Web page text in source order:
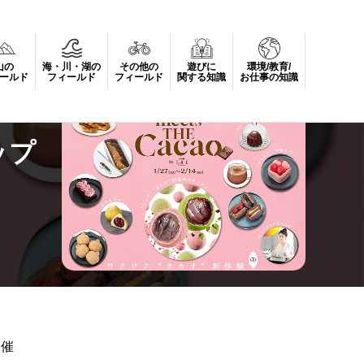
の
ルド
海・川・湖の
フィールド
その他の
フィールド
遊びに
関する知識
環境/教育/
お仕事の知識
プ